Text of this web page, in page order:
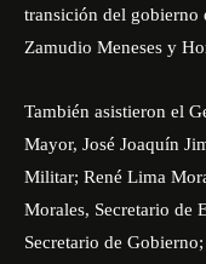
transición del gobierno
Zamudio Meneses y
También asistieron el
Mayor, José Joaquín
Militar; René Lima
Morales, Secretario de
Secretario de